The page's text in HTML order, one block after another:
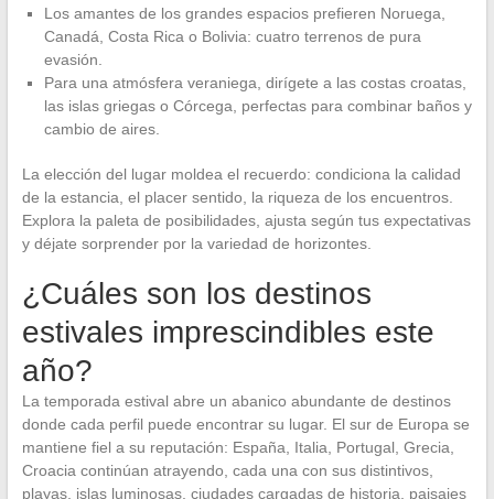
Los amantes de los grandes espacios prefieren Noruega,
Canadá, Costa Rica o Bolivia: cuatro terrenos de pura
evasión.
Para una atmósfera veraniega, dirígete a las costas croatas,
las islas griegas o Córcega, perfectas para combinar baños y
cambio de aires.
La elección del lugar moldea el recuerdo: condiciona la calidad
de la estancia, el placer sentido, la riqueza de los encuentros.
Explora la paleta de posibilidades, ajusta según tus expectativas
y déjate sorprender por la variedad de horizontes.
¿Cuáles son los destinos
estivales imprescindibles este
año?
La temporada estival abre un abanico abundante de destinos
donde cada perfil puede encontrar su lugar. El sur de Europa se
mantiene fiel a su reputación: España, Italia, Portugal, Grecia,
Croacia continúan atrayendo, cada una con sus distintivos,
playas, islas luminosas, ciudades cargadas de historia, paisajes